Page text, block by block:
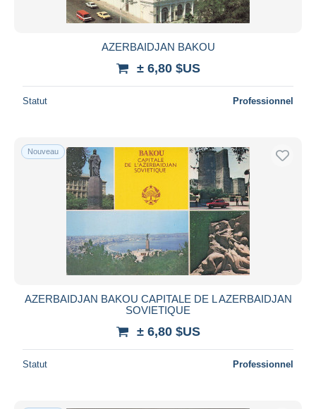
AZERBAIDJAN BAKOU
± 6,80 $US
Statut Professionnel
Nouveau
AZERBAIDJAN BAKOU CAPITALE DE L AZERBAIDJAN
SOVIETIQUE
± 6,80 $US
Statut Professionnel